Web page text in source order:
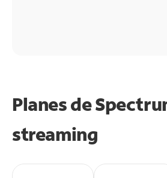
Planes de
streaming